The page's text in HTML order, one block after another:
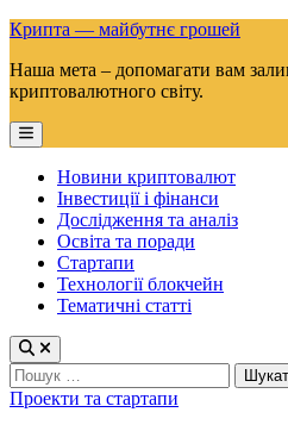
Skip
content
Крипта — майбутнє грошей
Наша мета – допомагати вам
криптовалютного світу.
Main
Menu
Новини криптовалют
Інвестиції і фінанси
Дослідження та аналіз
Освіта та поради
Стартапи
Технології блокчейн
Тематичні статті
Пошук:
Posted
Проекти та стартапи